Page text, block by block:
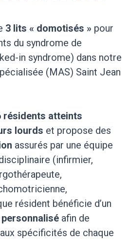
3 lits « domotisés » pour
du syndrome de
in syndrome) dans notre
(MAS) Saint Jean
résidents atteints
lourds et propose des
assurés par une équipe
(infirmier,
résident bénéficie d’un
afin de
spécificités de chaque